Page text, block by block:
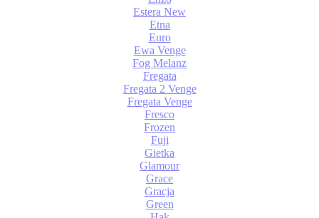
Estera New
Etna
Euro
Ewa Venge
Fog Melanz
Fregata
Fregata 2 Venge
Fregata Venge
Fresco
Frozen
Fuji
Gietka
Glamour
Grace
Gracja
Green